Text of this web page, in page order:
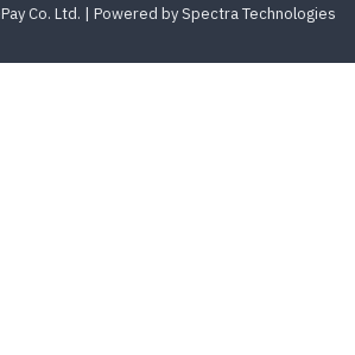
Co. Ltd. | Powered by Spectra Technologies